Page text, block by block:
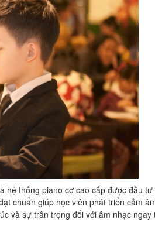
hệ thống piano cơ cao cấp được đầu
chuẩn giúp học viên phát triển cảm
và sự trân trọng đối với âm nhạc